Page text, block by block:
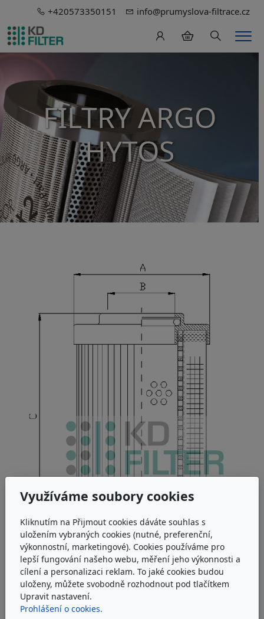
+420573350151 info@prumyslova-filtrace.cz
Hledání
FILTRY ARGO
HYTOS
ARGO-HYTOS V3.0720-28
Filtrační vložka EXAPOR®MAX2 Argo-Hytos V3.0720-28
Využíváme soubory cookies
Kliknutím na Přijmout cookies dáváte souhlas s
uložením vybraných cookies (nutné, preferenční,
výkonnostní, marketingové). Cookies používáme pro
lepší fungování našeho webu, měření jeho výkonnosti a
cílení a personalizaci reklam. To jaké cookies budou
uloženy, můžete svobodně rozhodnout pod tlačítkem
Upravit nastavení.
Prohlášení o cookies.